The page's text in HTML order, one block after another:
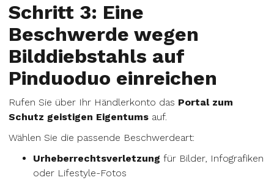
Schritt 3: Eine
Beschwerde wegen
Bilddiebstahls auf
Pinduoduo einreichen
Rufen Sie über Ihr Händlerkonto das Portal zum
Schutz geistigen Eigentums auf.
Wählen Sie die passende Beschwerdeart:
Urheberrechtsverletzung für Bilder, Infografiken
oder Lifestyle-Fotos